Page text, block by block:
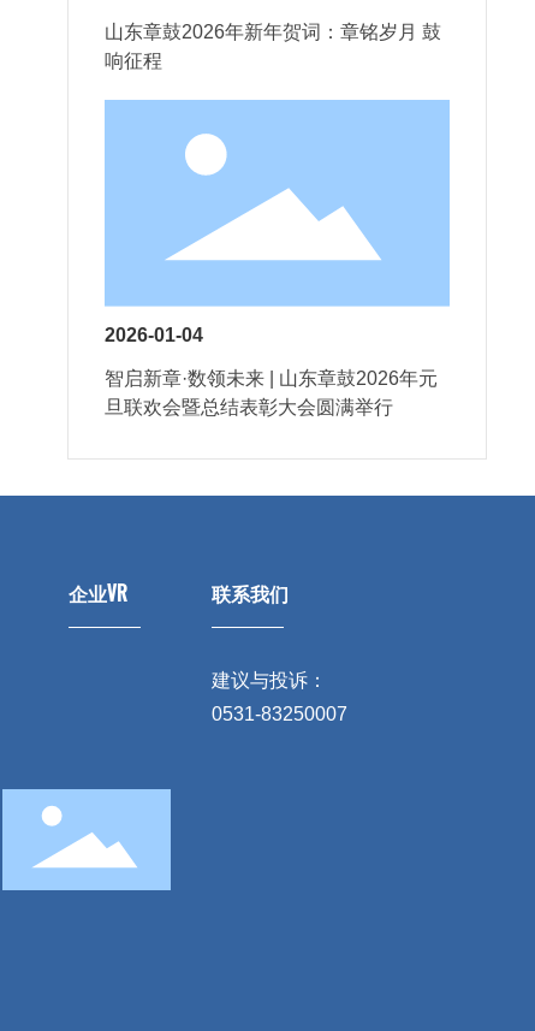
山东章鼓2026年新年贺词：章铭岁月 鼓
响征程​
2026-01-04
智启新章·数领未来 | 山东章鼓2026年元
旦联欢会暨总结表彰大会圆满举行
企业VR 联系我们
建议与投诉：
0531-83250007